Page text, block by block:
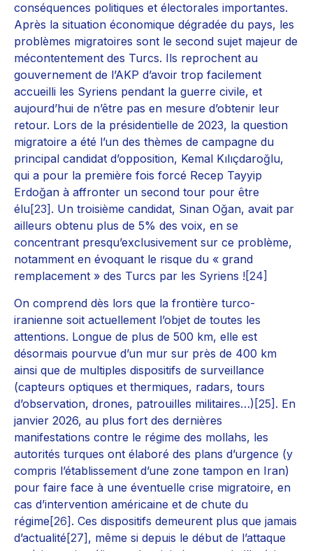
conséquences politiques et électorales importantes.
Après la situation économique dégradée du pays, les
problèmes migratoires sont le second sujet majeur de
mécontentement des Turcs. Ils reprochent au
gouvernement de l’AKP d’avoir trop facilement
accueilli les Syriens pendant la guerre civile, et
aujourd’hui de n’être pas en mesure d’obtenir leur
retour. Lors de la présidentielle de 2023, la question
migratoire a été l’un des thèmes de campagne du
principal candidat d’opposition, Kemal Kılıçdaroğlu,
qui a pour la première fois forcé Recep Tayyip
Erdoğan à affronter un second tour pour être
élu[23] . Un troisième candidat, Sinan Oğan, avait par
ailleurs obtenu plus de 5% des voix, en se
concentrant presqu’exclusivement sur ce problème,
notamment en évoquant le risque du « grand
remplacement » des Turcs par les Syriens ![24]
On comprend dès lors que la frontière turco-
iranienne soit actuellement l’objet de toutes les
attentions. Longue de plus de 500 km, elle est
désormais pourvue d’un mur sur près de 400 km
ainsi que de multiples dispositifs de surveillance
(capteurs optiques et thermiques, radars, tours
d’observation, drones, patrouilles militaires…) [25] . En
janvier 2026, au plus fort des dernières
manifestations contre le régime des mollahs, les
autorités turques ont élaboré des plans d’urgence (y
compris l’établissement d’une zone tampon en Iran)
pour faire face à une éventuelle crise migratoire, en
cas d’intervention américaine et de chute du
régime[26]. Ces dispositifs demeurent plus que jamais
d’actualité[27], même si depuis le début de l’attaque